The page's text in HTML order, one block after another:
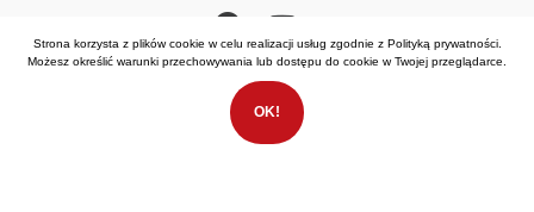
Wszelkie prawa zastrzeżone (C) 2026
Strona korzysta z plików cookie w celu realizacji usług zgodnie z Polityką prywatności.
Możesz określić warunki przechowywania lub dostępu do cookie w Twojej przeglądarce.
OK!